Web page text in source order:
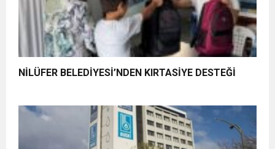
NİLÜFER BELEDİYESİ’NDEN KIRTASİYE DESTEĞİ